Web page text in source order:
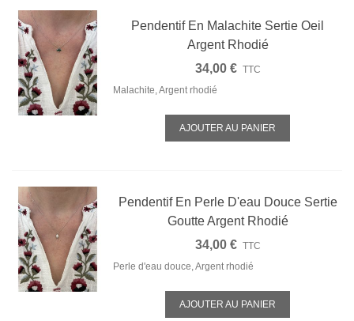
Pendentif En Malachite Sertie Oeil
Argent Rhodié
34,00 € TTC
Malachite, Argent rhodié
AJOUTER AU PANIER
Pendentif En Perle D'eau Douce Sertie
Goutte Argent Rhodié
34,00 € TTC
Perle d'eau douce, Argent rhodié
AJOUTER AU PANIER